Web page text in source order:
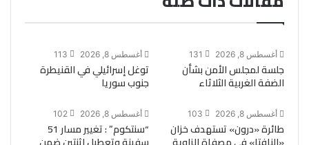
أغسطس 8, 2026 131
جلسة لمجلس الأمن بشأن
الضفة الغربية الثلاثاء
أغسطس 8, 2026 113
توغل إسرائيلي في القنيطرة
جنوب سوريا
أغسطس 8, 2026 103
طائرة «درون» تستهدف خزان
أغسطس 8, 2026 102
“سنتكوم” : تغيير مسار 51